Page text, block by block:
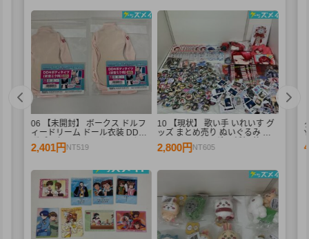
06 【未開封】 ボークス ドルフ
ィードリーム ドール衣装 DD用
ボディタイツ セミホワイトカラ
ー 初音ミク 2点 A /ドール
2,401円 NT519
10 【現状】 歌い手 いれいす グ
ッズ まとめ売り ぬいぐるみ バ
ッジ・キーホルダー 紙類 他
2,800円 NT605